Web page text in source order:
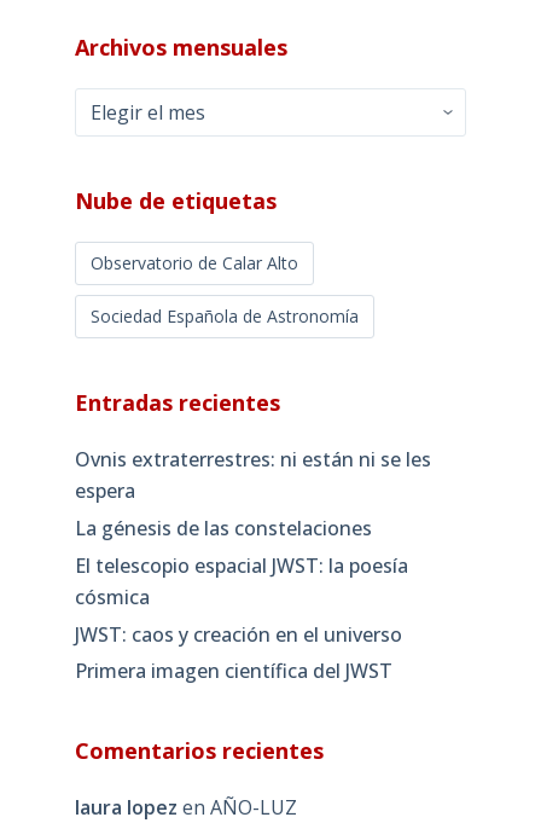
Archivos mensuales
Archivos
mensuales
Nube de etiquetas
Observatorio de Calar Alto
Sociedad Española de Astronomía
Entradas recientes
Ovnis extraterrestres: ni están ni se les
espera
La génesis de las constelaciones
El telescopio espacial JWST: la poesía
cósmica
JWST: caos y creación en el universo
Primera imagen científica del JWST
Comentarios recientes
laura lopez en AÑO-LUZ